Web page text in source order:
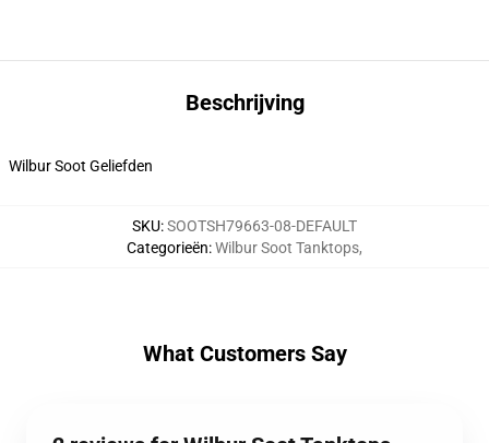
Beschrijving
Wilbur Soot Geliefden
SKU:SOOTSH79663-08-DEFAULT
Categorieën:Wilbur Soot Tanktops,
What Customers Say